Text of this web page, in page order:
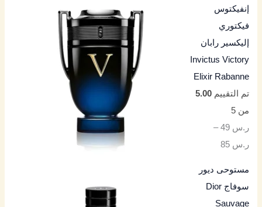
إنفيكتوس
فيكتوري
إليكسير رابان
Invictus Victory
Elixir Rabanne
تم التقييم5.00
من 5
ر.س 49
–
ر.س 85
مستوحى ديور
سوفاج Dior
Sauvage